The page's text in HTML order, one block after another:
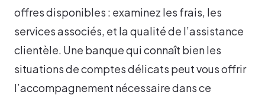
offres disponibles : examinez les frais, les
services associés, et la qualité de l’assistance
clientèle. Une banque qui connaît bien les
situations de comptes délicats peut vous offrir
l’accompagnement nécessaire dans ce